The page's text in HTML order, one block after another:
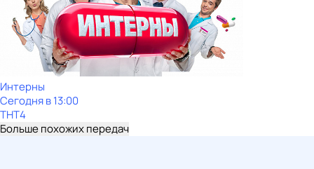
Интерны
Сегодня в 13:00
ТНТ4
Больше похожих передач